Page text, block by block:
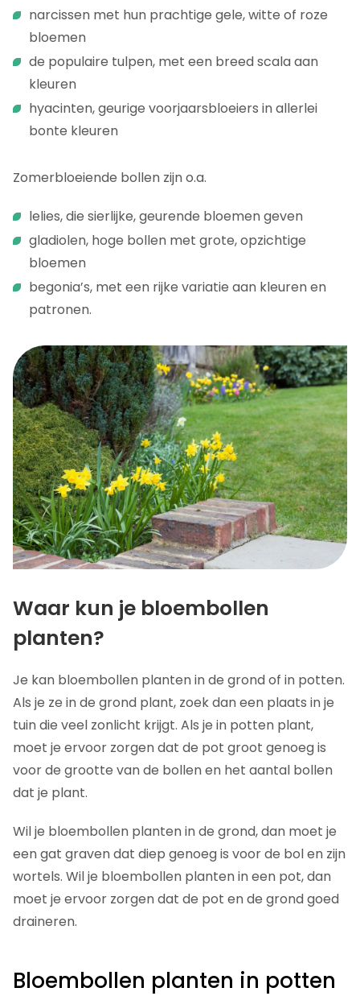
Meer over tuinonderhoud?
narcissen met hun prachtige gele, witte of roze
bloemen
de populaire tulpen, met een breed scala aan
kleuren
hyacinten, geurige voorjaarsbloeiers in allerlei
bonte kleuren
Zomerbloeiende bollen zijn o.a.
lelies, die sierlijke, geurende bloemen geven
gladiolen, hoge bollen met grote, opzichtige
bloemen
begonia’s, met een rijke variatie aan kleuren en
patronen.
Waar kun je bloembollen
planten?
Je kan bloembollen planten in de grond of in potten.
Als je ze in de grond plant, zoek dan een plaats in je
tuin die veel zonlicht krijgt. Als je in potten plant,
moet je ervoor zorgen dat de pot groot genoeg is
voor de grootte van de bollen en het aantal bollen
dat je plant.
Wil je bloembollen planten in de grond, dan moet je
een gat graven dat diep genoeg is voor de bol en zijn
wortels. Wil je bloembollen planten in een pot, dan
moet je ervoor zorgen dat de pot en de grond goed
draineren.
Bloembollen planten in potten